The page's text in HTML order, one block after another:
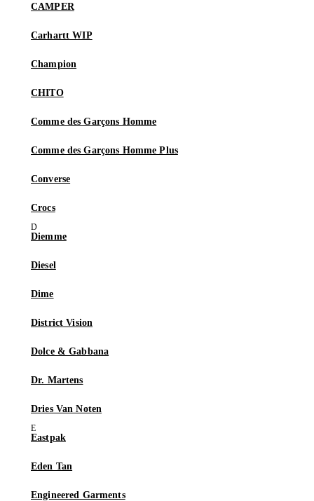
CAMPER
Carhartt WIP
Champion
CHITO
Comme des Garçons Homme
Comme des Garçons Homme Plus
Converse
Crocs
Diemme
Diesel
Dime
District Vision
Dolce & Gabbana
Dr. Martens
Dries Van Noten
Eastpak
Eden Tan
Engineered Garments